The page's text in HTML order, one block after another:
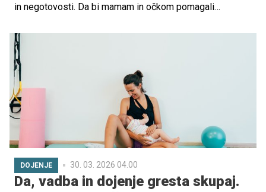
in negotovosti. Da bi mamam in očkom pomagali
Mujkić Bešić, svetovalko za dojenje.
DOJENJE 30. 03. 2026 04.00
Da, vadba in dojenje gresta skupaj.